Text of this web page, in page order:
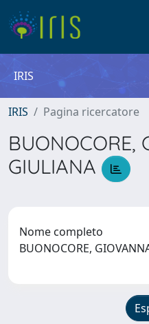
IRIS
IRIS Pagina ricercatore
BUONOCORE,
GIULIANA
Nome completo
BUONOCORE,